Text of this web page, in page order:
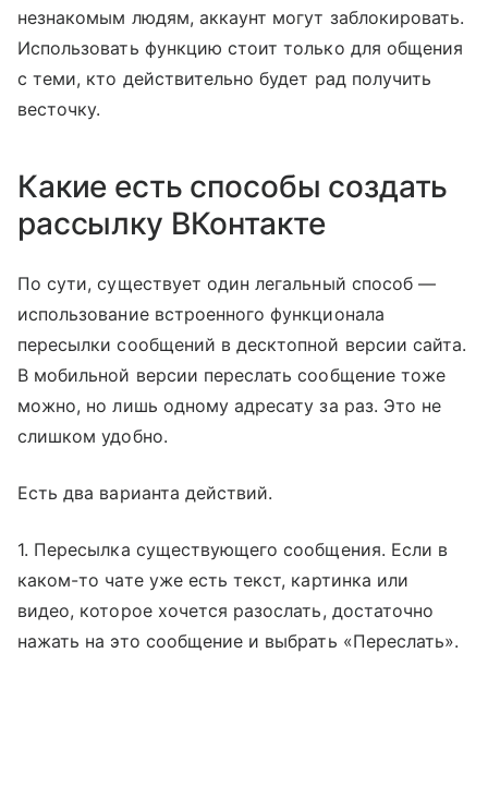
незнакомым людям, аккаунт могут заблокировать.
Использовать функцию стоит только для общения
с теми, кто действительно будет рад получить
весточку.
Какие есть способы создать
рассылку ВКонтакте
По сути, существует один легальный способ —
использование встроенного функционала
пересылки сообщений в десктопной версии сайта.
В мобильной версии переслать сообщение тоже
можно, но лишь одному адресату за раз. Это не
слишком удобно.
Есть два варианта действий.
1. Пересылка существующего сообщения. Если в
каком-то чате уже есть текст, картинка или
видео, которое хочется разослать, достаточно
нажать на это сообщение и выбрать «Переслать».